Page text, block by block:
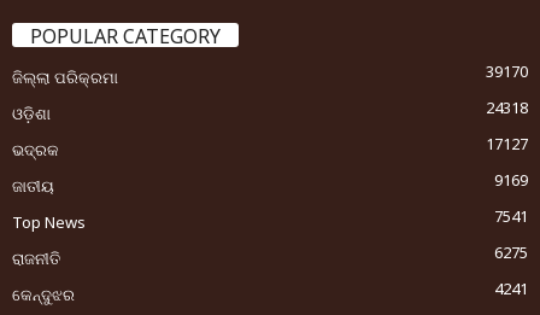
POPULAR CATEGORY
ଜିଲ୍ଲା ପରିକ୍ରମା
39170
ଓଡ଼ିଶା
24318
ଭଦ୍ରକ
17127
ଜାତୀୟ
9169
Top News
7541
ରାଜନୀତି
6275
କେନ୍ଦୁଝର
4241